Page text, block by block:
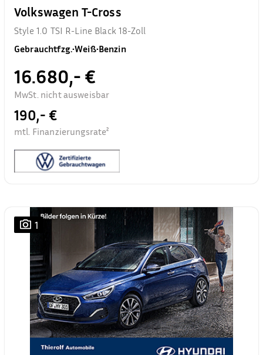
Volkswagen T-Cross
Style 1.0 TSI R-Line Black 18-Zoll
Gebrauchtfzg.•Weiß•Benzin
16.680,- €
MwSt. nicht ausweisbar
190,- €
mtl. Finanzierungsrate²
1